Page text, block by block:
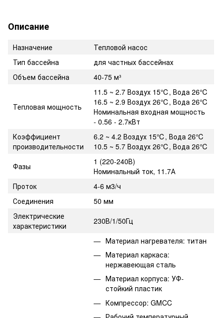
Описание
Назначение
Тепловой насос
Тип бассейна
для частных бассейнах
Объем бассейна
40-75 м³
Тепловая мощность
11.5 ~ 2.7 Воздух 15℃, Вода 26℃
16.5 ~ 2.9 Воздух 26℃, Вода 26℃
Номинальная входная мощность
- 0.56 - 2.7кВт
Коэффициент
производительности
6.2 ~ 4.2 Воздух 15℃, Вода 26℃
10.5 ~ 5.7 Воздух 26℃, Вода 26℃
Фазы
1 (220-240В)
Номинальный ток, 11.7А
Проток
4-6 м3/ч
Соединения
50 мм
Электрические
характеристики
230В/1/50Гц
Материал нагревателя: титан
Материал каркаса:
нержавеющая сталь
Материал корпуса: УФ-
стойкий пластик
Компрессор: GMCC